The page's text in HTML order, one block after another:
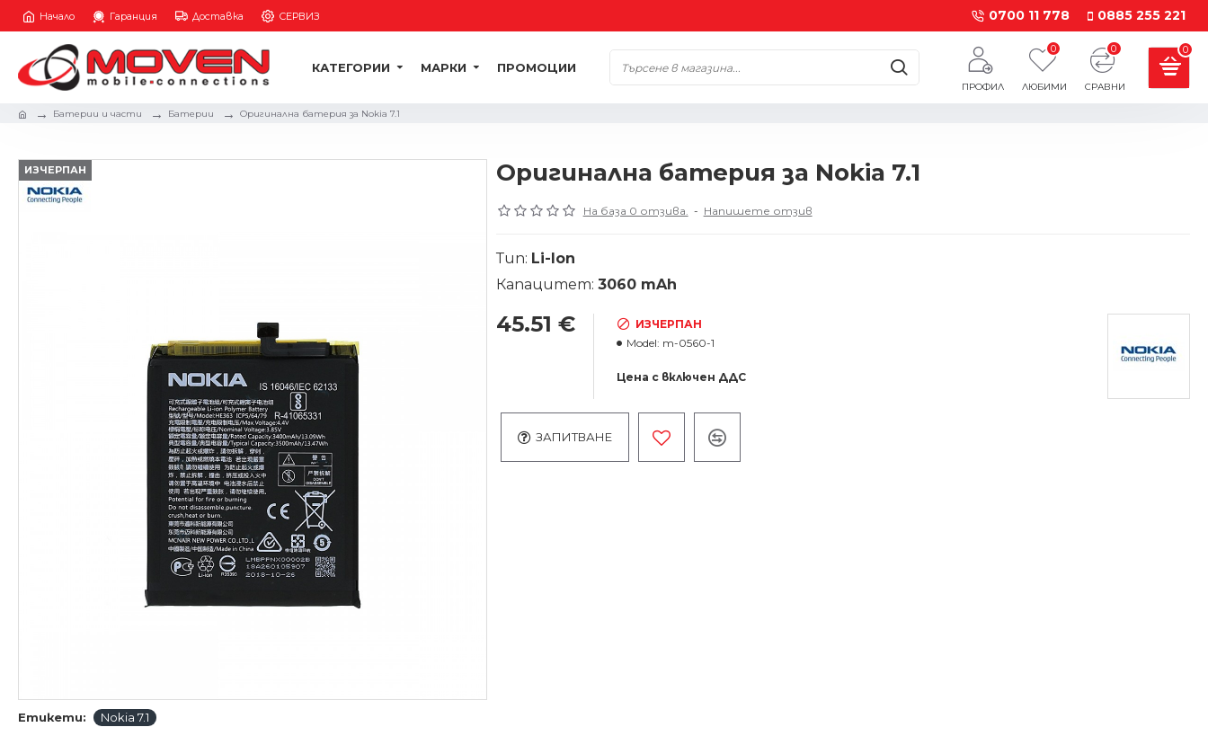
Начало Гаранция Доставка СЕРВИЗ 0700 11 778 0885 255 221
КАТЕГОРИИ МАРКИ ПРОМОЦИИ
ПРОФИЛ ЛЮБИМИ
0
СРАВНИ
0 0
Батерии и части Батерии Оригинална батерия за Nokia 7.1
ИЗЧЕРПАН
Етикети: Nokia 7.1
Оригинална батерия за Nokia 7.1
На база 0 отзива. - Напишете отзив
45.51 €
ИЗЧЕРПАН
Model: m-0560-1
Цена с включен ДДС
ЗАПИТВАНЕ
Тип: Li-Ion
Капацитет: 3060 mAh